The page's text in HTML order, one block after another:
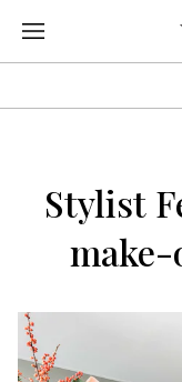
Stylist